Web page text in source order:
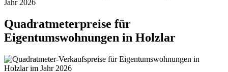
Quadratmeterpreise für
Eigentumswohnungen in Holzlar